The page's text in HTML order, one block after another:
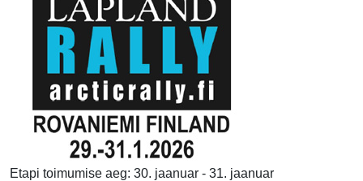
Etapi toimumise aeg: 30. jaanuar - 31. jaanuar